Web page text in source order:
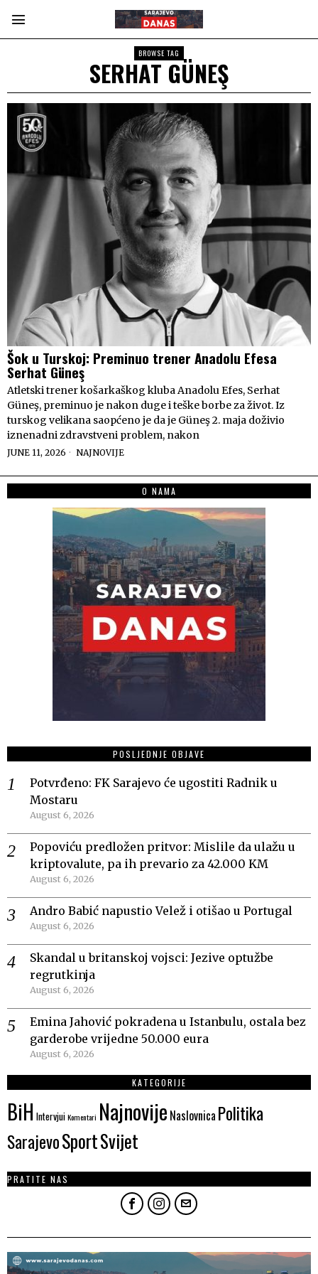
BROWSE TAG
SERHAT GÜNEŞ
Šok u Turskoj: Preminuo trener Anadolu Efesa
Serhat Güneş
Atletski trener košarkaškog kluba Anadolu Efes, Serhat
Güneş, preminuo je nakon duge i teške borbe za život. Iz
turskog velikana saopćeno je da je Güneş 2. maja doživio
iznenadni zdravstveni problem, nakon
JUNE 11, 2026 NAJNOVIJE
O NAMA
POSLJEDNJE OBJAVE
Potvrđeno: FK Sarajevo će ugostiti Radnik u
Mostaru
August 6, 2026
Popoviću predložen pritvor: Mislile da ulažu u
kriptovalute, pa ih prevario za 42.000 KM
August 6, 2026
Andro Babić napustio Velež i otišao u Portugal
August 6, 2026
Skandal u britanskoj vojsci: Jezive optužbe
regrutkinja
August 6, 2026
Emina Jahović pokradena u Istanbulu, ostala bez
garderobe vrijedne 50.000 eura
August 6, 2026
KATEGORIJE
BiH IntervjuiKomentari Najnovije Naslovnica Politika
SarajevoSportSvijet
PRATITE NAS